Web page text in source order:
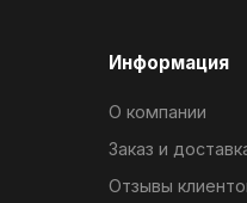
Информация
О компании
Заказ и
Отзывы